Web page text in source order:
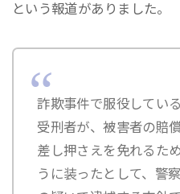
という報道がありました。
詐欺事件で服役してい
受刑者が、被害者の賠
差し押さえを免れるた
うに装ったとして、警